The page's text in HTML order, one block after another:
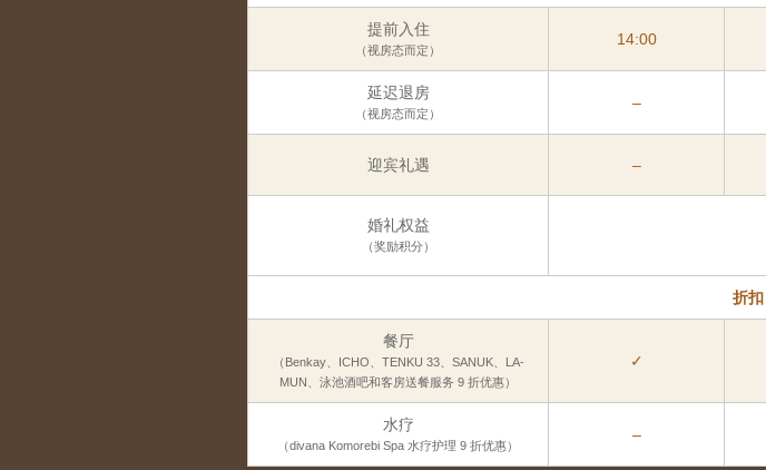
提前入住
（视房态而定）
14:00
延迟退房
（视房态而定）
–
迎宾礼遇 –
婚礼权益
（奖励积分）
折扣
餐厅
（Benkay、ICHO、TENKU 33、SANUK、LA-
MUN、泳池酒吧和客房送餐服务 9 折优惠）
✓
水疗
（divana Komorebi Spa 水疗护理 9 折优惠）
–